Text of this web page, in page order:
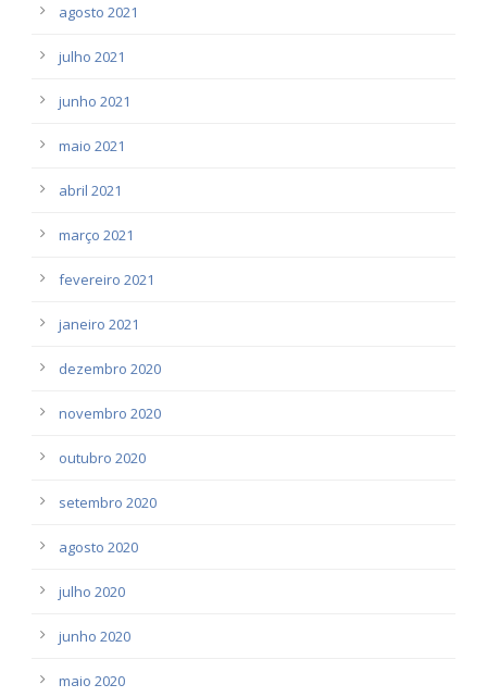
agosto 2021
julho 2021
junho 2021
maio 2021
abril 2021
março 2021
fevereiro 2021
janeiro 2021
dezembro 2020
novembro 2020
outubro 2020
setembro 2020
agosto 2020
julho 2020
junho 2020
maio 2020